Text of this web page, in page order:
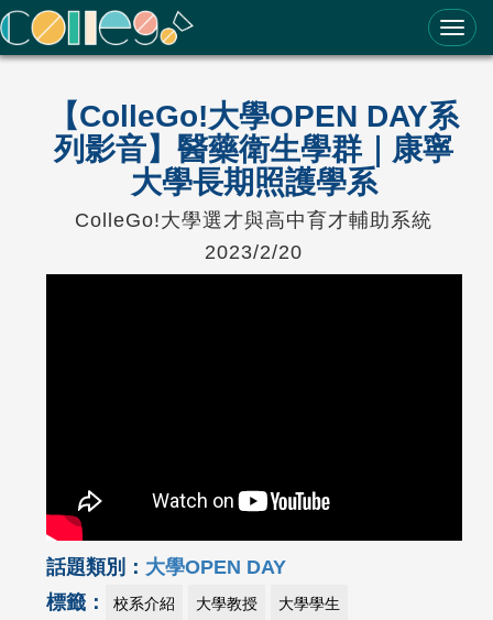
ColleGo! 大學選才與高中育才輔助系統
【ColleGo!大學OPEN DAY系
列影音】醫藥衛生學群｜康寧
大學長期照護學系
ColleGo!大學選才與高中育才輔助系統
2023/2/20
話題類別： 大學OPEN DAY
標籤：
校系介紹 大學教授 大學學生